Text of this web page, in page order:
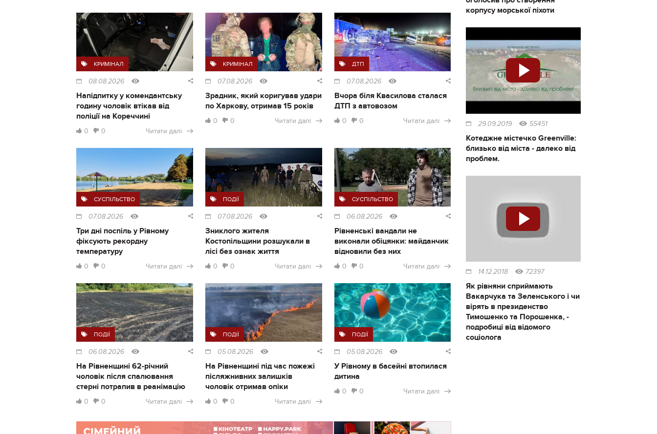
КРИМІНАЛ
08.08.2026
Напідпитку у комендантську
годину чоловік втікав від
поліції на Кореччині
0 0 Читати далі
КРИМІНАЛ
07.08.2026
Зрадник, який коригував удари
по Харкову, отримав 15 років
0 0 Читати далі
ДТП
07.08.2026
Вчора біля Квасилова сталася
ДТП з автовозом
0 0 Читати далі
СУСПІЛЬСТВО
07.08.2026
Три дні поспіль у Рівному
фіксують рекордну
температуру
0 0 Читати далі
ПОДІЇ
07.08.2026
Зниклого жителя
Костопільщини розшукали в
лісі без ознак життя
0 0 Читати далі
СУСПІЛЬСТВО
06.08.2026
Рівненські вандали не
виконали обіцянки: майданчик
відновили без них
0 0 Читати далі
ПОДІЇ
06.08.2026
На Рівненщині 62-річний
чоловік після спалювання
стерні потрапив в реанімацію
0 0 Читати далі
ПОДІЇ
05.08.2026
На Рівненщині під час пожежі
післяжнивних залишків
чоловік отримав опіки
0 0 Читати далі
ПОДІЇ
05.08.2026
У Рівному в басейні втопилася
дитина
0 0 Читати далі
корпусу морської піхоти
29.09.2019 55451
Котеджне містечко Greenville:
близько від міста - далеко від
проблем.
14.12.2018 72397
Як рівняни сприймають
Вакарчука та Зеленського і чи
вірять в президенство
Тимошенко та Порошенка, -
подробиці від відомого
соціолога